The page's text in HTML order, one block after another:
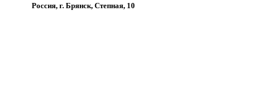
Россия, г. Брянск, Степная, 10